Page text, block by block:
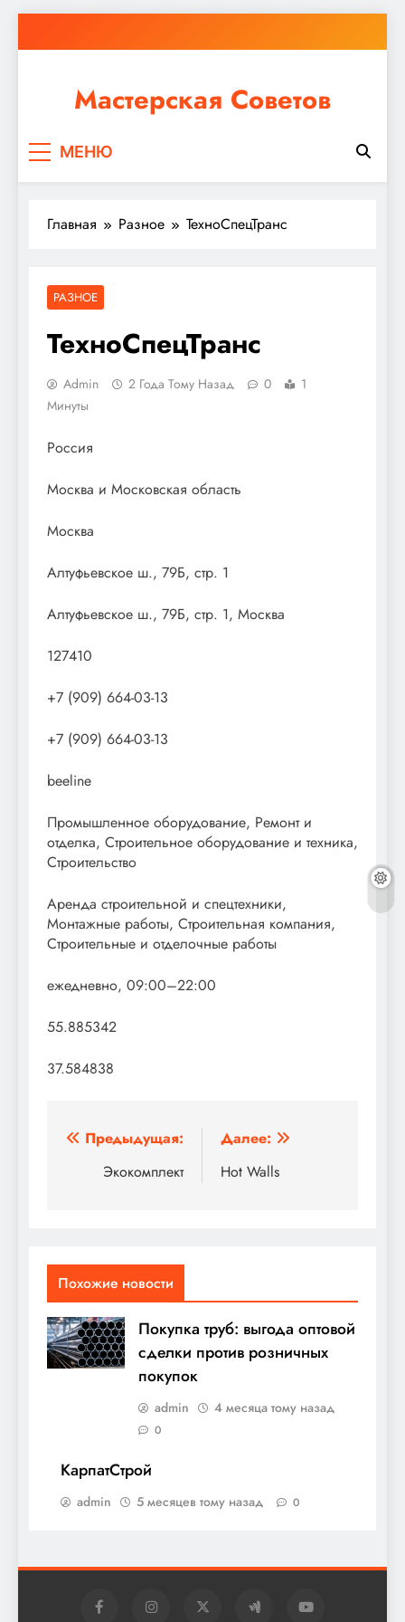
к
Мастерская Советов
ремонт или крупное строительство, в Мастерской
МЕНЮ
Главная Разное ТехноСпецТранс
РАЗНОЕ
ТехноСпецТранс
Admin 2 Года Тому Назад 0
1
Минуты
Россия
Москва и Московская область
Москва
Алтуфьевское ш., 79Б, стр. 1
Алтуфьевское ш., 79Б, стр. 1, Москва
127410
+7 (909) 664-03-13
+7 (909) 664-03-13
beeline
Промышленное оборудование, Ремонт и
отделка, Строительное оборудование и техника,
Строительство
Аренда строительной и спецтехники,
Монтажные работы, Строительная компания,
Строительные и отделочные работы
ежедневно, 09:00–22:00
55.885342
37.584838
Навигация
Предыдущая:
Экокомплект
Далее:
Hot Walls
Похожие новости
Покупка труб: выгода оптовой
сделки против розничных
покупок
admin 4 месяца тому назад
0
КарпатСтрой
admin 5 месяцев тому назад 0